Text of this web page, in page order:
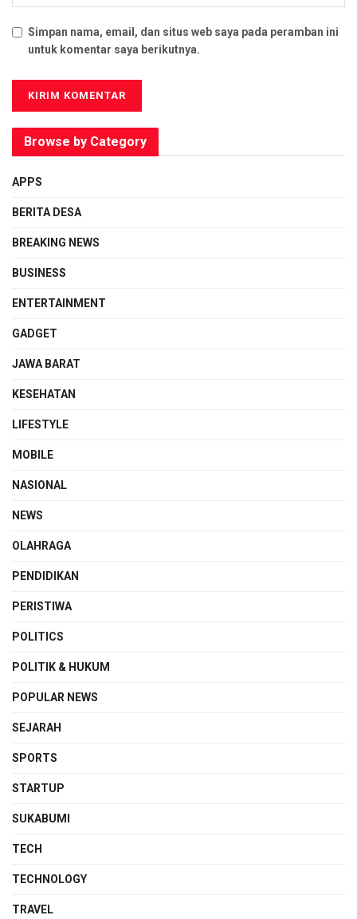
Simpan nama, email, dan situs web saya pada peramban ini
untuk komentar saya berikutnya.
Browse by Category
APPS
BERITA DESA
BREAKING NEWS
BUSINESS
ENTERTAINMENT
GADGET
JAWA BARAT
KESEHATAN
LIFESTYLE
MOBILE
NASIONAL
NEWS
OLAHRAGA
PENDIDIKAN
PERISTIWA
POLITICS
POLITIK & HUKUM
POPULAR NEWS
SEJARAH
SPORTS
STARTUP
SUKABUMI
TECH
TECHNOLOGY
TRAVEL